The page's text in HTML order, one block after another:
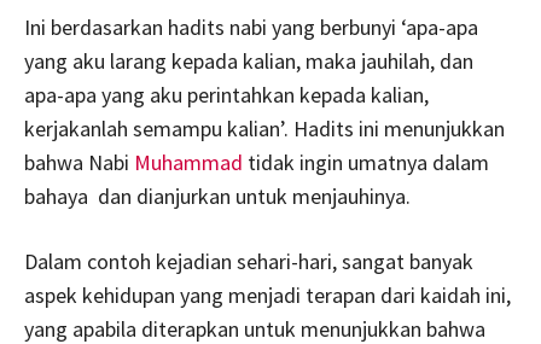
Ini berdasarkan hadits nabi yang berbunyi ‘apa-apa
yang aku larang kepada kalian, maka jauhilah, dan
apa-apa yang aku perintahkan kepada kalian,
kerjakanlah semampu kalian’. Hadits ini menunjukkan
bahwa Nabi Muhammad tidak ingin umatnya dalam
bahaya dan dianjurkan untuk menjauhinya.
Dalam contoh kejadian sehari-hari, sangat banyak
aspek kehidupan yang menjadi terapan dari kaidah ini,
yang apabila diterapkan untuk menunjukkan bahwa